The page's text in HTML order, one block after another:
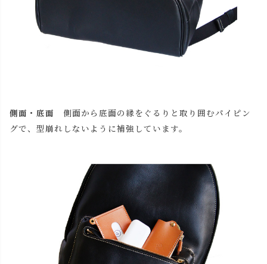
側面・底面 側面から底面の縁をぐるりと取り囲むパイピン
グで、型崩れしないように補強しています。